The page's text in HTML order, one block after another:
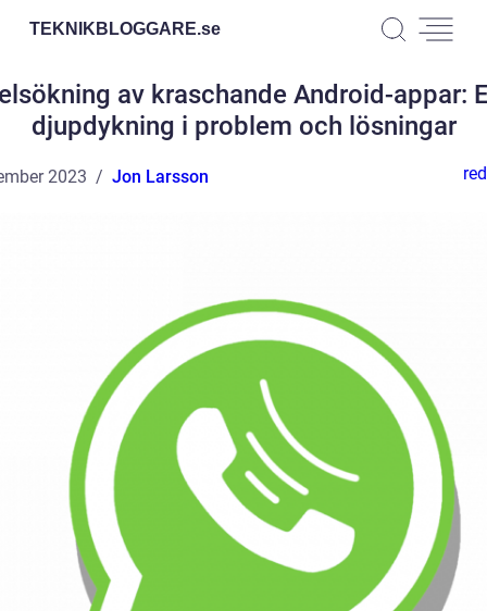
TEKNIKBLOGGARE.se
av kraschande Android-appar:
djupdykning i problem och lösningar
2023 Jon Larsson